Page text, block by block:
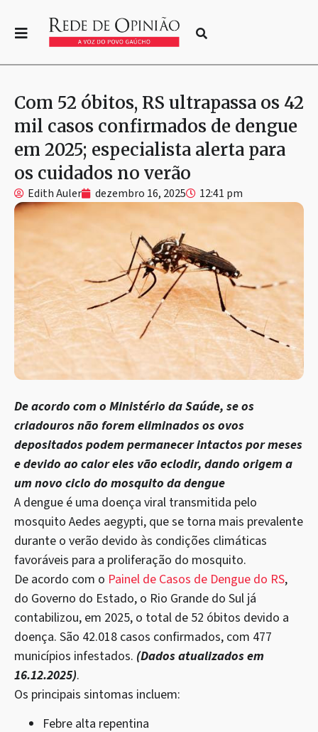
Com 52 óbitos, RS ultrapassa os 42
mil casos confirmados de dengue
em 2025; especialista alerta para
os cuidados no verão
Edith Auler dezembro 16, 2025 12:41 pm
De acordo com o Ministério da Saúde, se os
criadouros não forem eliminados os ovos
depositados podem permanecer intactos por meses
edevido ao caloreles vão eclodir, dando origem a
um novo ciclo do mosquito da dengue
A dengue é uma doença viral transmitida pelo
mosquito Aedes aegypti, que se torna mais prevalente
durante o verão devido às condições climáticas
favoráveis para a proliferação do mosquito.
De acordo com o Painel de Casos de Dengue do RS,
do Governo do Estado, o Rio Grande do Sul já
contabilizou, em 2025, o total de 52 óbitos devido a
doença. São 42.018 casos confirmados, com 477
municípios infestados. (Dados atualizados em
16.12.2025).
Os principais sintomas incluem:
Febre alta repentina